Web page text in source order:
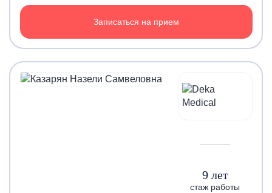
Записаться на прием
9 лет
стаж работы